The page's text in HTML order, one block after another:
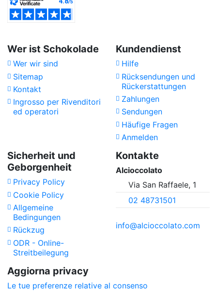
Wer ist Schokolade
Wer wir sind
Sitemap
Kontakt
Ingrosso per Rivenditori
ed operatori
Kundendienst
Hilfe
Rücksendungen und
Rückerstattungen
Zahlungen
Sendungen
Häufige Fragen
Anmelden
Sicherheit und
Geborgenheit
Privacy Policy
Cookie Policy
Allgemeine
Bedingungen
Rückzug
ODR - Online-
Streitbeilegung
Kontakte
Alcioccolato
Via San Raffaele, 1
02 48731501
info@alcioccolato.com
Aggiorna privacy
Le tue preferenze relative al consenso